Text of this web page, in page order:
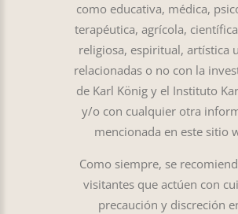
como educativa, médica,
terapéutica, agrícola,
religiosa, espiritual, artística
relacionadas o no con la
de Karl König y el Instituto
y/o con cualquier otra
mencionada en este sitio
Como siempre, se
visitantes que actúen con
precaución y discreción